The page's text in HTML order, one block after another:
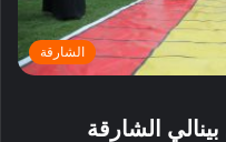
الشارقة
الشارقة